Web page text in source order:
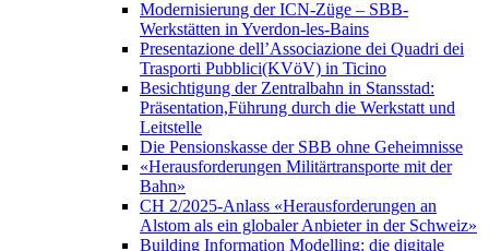
Modernisierung der ICN-Züge – SBB-
Werkstätten in Yverdon-les-Bains
Presentazione dell’Associazione dei Quadri dei
Trasporti Pubblici(KVöV) in Ticino
Besichtigung der Zentralbahn in Stansstad:
Präsentation,Führung durch die Werkstatt und
Leitstelle
Die Pensionskasse der SBB ohne Geheimnisse
«Herausforderungen Militärtransporte mit der
Bahn»
CH 2/2025-Anlass «Herausforderungen an
Alstom als ein globaler Anbieter in der Schweiz»
Building Information Modelling: die digitale